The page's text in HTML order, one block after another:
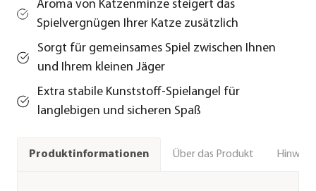
Aroma von Katzenminze steigert das
Spielvergnügen Ihrer Katze zusätzlich
Sorgt für gemeinsames Spiel zwischen Ihnen
und Ihrem kleinen Jäger
Extra stabile Kunststoff-Spielangel für
langlebigen und sicheren Spaß
Produktinformationen Über das Produkt